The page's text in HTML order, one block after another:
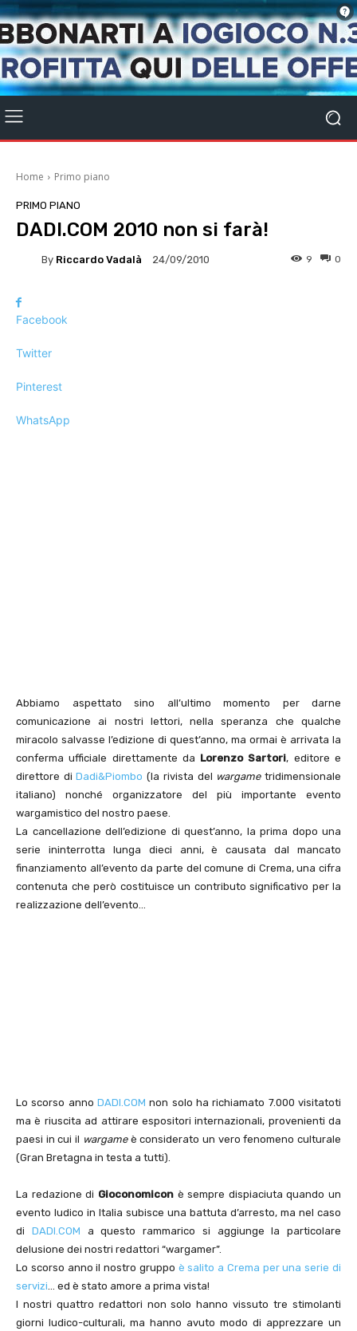
Home Primo piano
PRIMO PIANO
DADI.COM 2010 non si farà!
By Riccardo Vadalà 24/09/2010 0
9
Facebook
Twitter
Pinterest
WhatsApp
Abbiamo aspettato sino all’ultimo momento per darne
comunicazione ai nostri lettori, nella speranza che qualche
miracolo salvasse l’edizione di quest’anno, ma ormai è arrivata la
conferma ufficiale direttamente da Lorenzo Sartori, editore e
direttore diDadi&Piombo (la rivista del wargametridimensionale
italiano) nonché organizzatore del più importante evento
wargamistico del nostro paese.
La cancellazione dell’edizione di quest’anno, la prima dopo una
serie ininterrotta lunga dieci anni, è causata dal mancato
finanziamento all’evento da parte del comune di Crema, una cifra
contenuta che però costituisce un contributo significativo per la
realizzazione dell’evento…
Lo scorso anno DADI.COM non solo ha richiamato 7.000 visitatoti
ma è riuscita ad attirare espositori internazionali, provenienti da
paesi in cui il wargame è considerato un vero fenomeno culturale
(Gran Bretagna in testa a tutti).
La redazione di Gioconomicon è sempre dispiaciuta quando un
evento ludico in Italia subisce una battuta d’arresto, ma nel caso
di DADI.COM a questo rammarico si aggiunge la particolare
delusione dei nostri redattori “wargamer”.
Lo scorso anno il nostro gruppo è salito a Crema per una serie di
servizi… ed è stato amore a prima vista!
I nostri quattro redattori non solo hanno vissuto tre stimolanti
giorni ludico-culturali, ma hanno avuto modo di apprezzare un